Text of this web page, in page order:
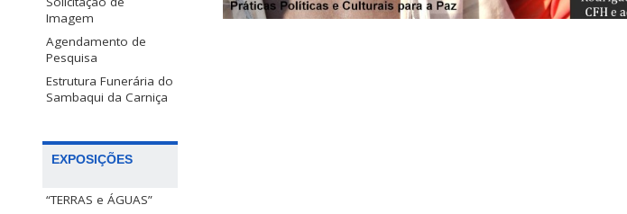
Imagem
Agendamento de
Pesquisa
Estrutura Funerária do
Sambaqui da Carniça
EXPOSIÇÕES
“TERRAS e ÁGUAS”